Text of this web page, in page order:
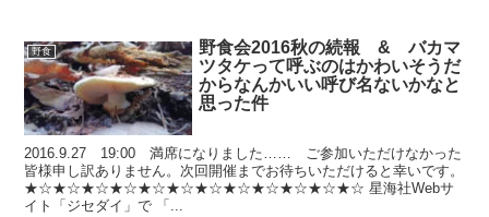
野食
野食会2016秋の続報 & バカマ
ツタケって呼ぶのはかわいそうだ
からなんかいい呼び名ないかなと
思った件
2016.9.27 19:00 満席になりました…… ご参加いただけなかった
皆様申し訳ありません。次回開催までお待ちいただけると幸いです。
★☆★☆★☆★☆★☆★☆★☆★☆★☆★☆★☆★☆ 星海社Webサ
イト「ジセダイ」で 「...